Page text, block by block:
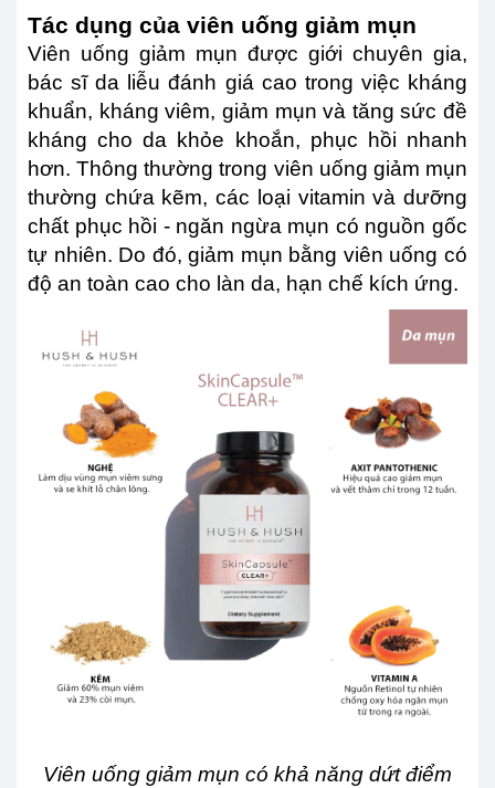
Tác dụng của viên uống giảm mụn
Viên uống giảm mụn được giới chuyên gia,
bác sĩ da liễu đánh giá cao trong việc kháng
khuẩn, kháng viêm, giảm mụn và tăng sức đề
kháng cho da khỏe khoắn, phục hồi nhanh
hơn. Thông thường trong viên uống giảm mụn
thường chứa kẽm, các loại vitamin và dưỡng
chất phục hồi - ngăn ngừa mụn có nguồn gốc
tự nhiên. Do đó, giảm mụn bằng viên uống có
độ an toàn cao cho làn da, hạn chế kích ứng.
Viên uống giảm mụn có khả năng dứt điểm